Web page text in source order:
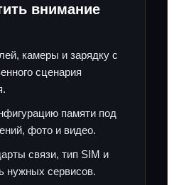
внимание
камеры и зарядку с
сценария
памяти под
фото и видео.
связи, тип SIM и
нужных сервисов.